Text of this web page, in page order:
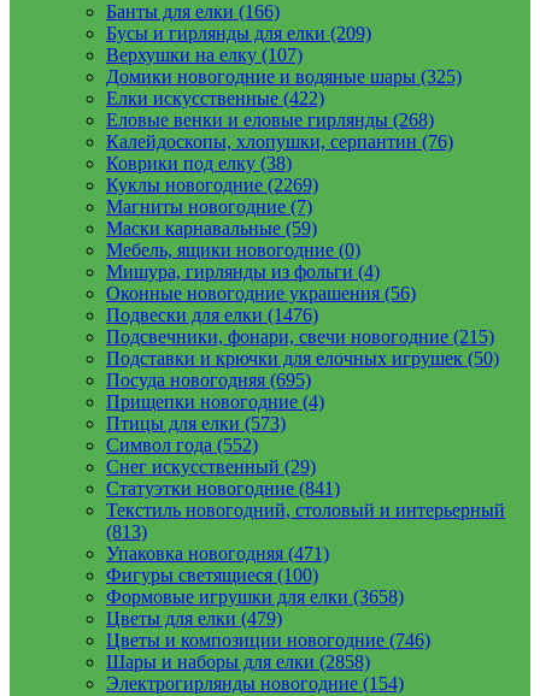
Банты для елки (166)
Бусы и гирлянды для елки (209)
Верхушки на елку (107)
Домики новогодние и водяные шары (325)
Елки искусственные (422)
Еловые венки и еловые гирлянды (268)
Калейдоскопы, хлопушки, серпантин (76)
Коврики под елку (38)
Куклы новогодние (2269)
Магниты новогодние (7)
Маски карнавальные (59)
Мебель, ящики новогодние (0)
Мишура, гирлянды из фольги (4)
Оконные новогодние украшения (56)
Подвески для елки (1476)
Подсвечники, фонари, свечи новогодние (215)
Подставки и крючки для елочных игрушек (50)
Посуда новогодняя (695)
Прищепки новогодние (4)
Птицы для елки (573)
Символ года (552)
Снег искусственный (29)
Статуэтки новогодние (841)
Текстиль новогодний, столовый и интерьерный
(813)
Упаковка новогодняя (471)
Фигуры светящиеся (100)
Формовые игрушки для елки (3658)
Цветы для елки (479)
Цветы и композиции новогодние (746)
Шары и наборы для елки (2858)
Электрогирлянды новогодние (154)